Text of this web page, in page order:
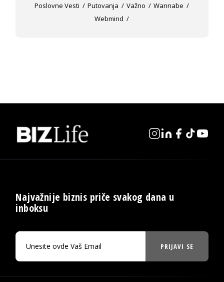
Poslovne Vesti
Putovanja Važno
Wannabe
Webmind
Najvažnije biznis priče svakog dana u
inboksu
PRIJAVI SE